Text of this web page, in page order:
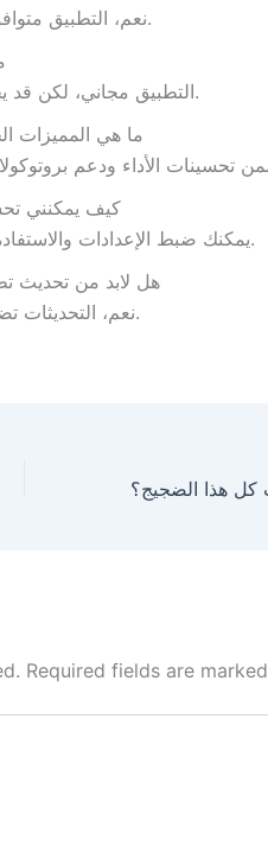
نعم، التطبيق متوافق مع معظم أنظمة تشغيل الهواتف.
التطبيق مجاني، لكن قد يحتوي على بعض الميزات المدفوعة.
ما هي المميزات
كيف يمكنني
يمكنك ضبط الإعدادات والاستفادة من النصائح المتوفرة في التطبيق.
هل لابد من تحديث
نعم، التحديثات تضمن لك أفضل أداء وتجربة استخدام.
Required fields are marked